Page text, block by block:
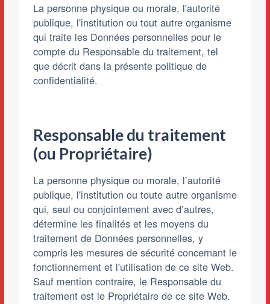
La personne physique ou morale, l'autorité
publique, l'institution ou tout autre organisme
qui traite les Données personnelles pour le
compte du Responsable du traitement, tel
que décrit dans la présente politique de
confidentialité.
Responsable du traitement
(ou Propriétaire)
La personne physique ou morale, l’autorité
publique, l'institution ou toute autre organisme
qui, seul ou conjointement avec d’autres,
détermine les finalités et les moyens du
traitement de Données personnelles, y
compris les mesures de sécurité concernant le
fonctionnement et l'utilisation de ce site Web.
Sauf mention contraire, le Responsable du
traitement est le Propriétaire de ce site Web.